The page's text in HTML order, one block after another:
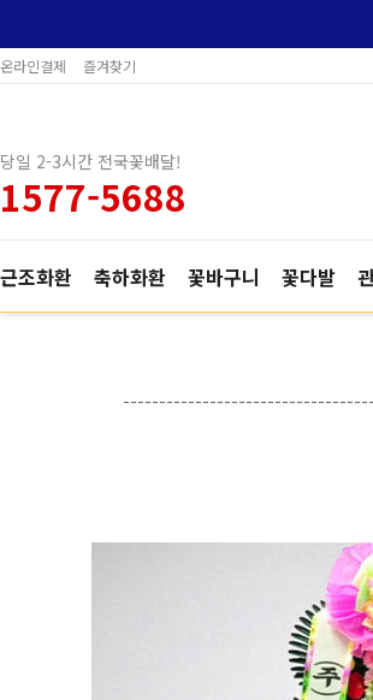
온라인결제 즐겨찾기
당일 2-3시간 전국꽃배달!
1577-5688
근조화환 축하화환 꽃바구니 꽃다발